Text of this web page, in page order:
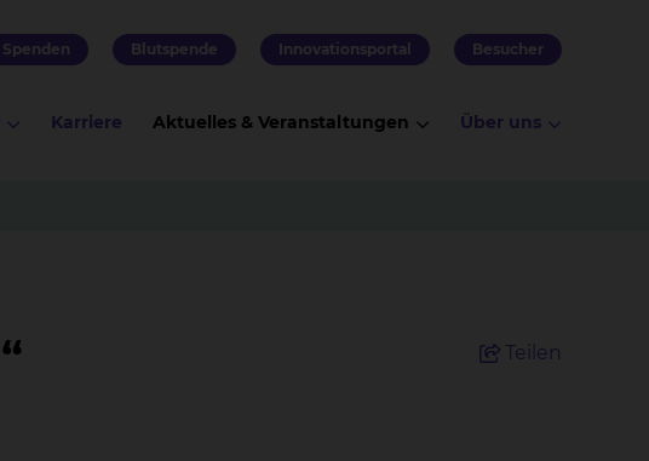
Spenden Blutspende Innovationsportal Besucher
Karriere Aktuelles & Veranstaltungen Über uns
Teilen